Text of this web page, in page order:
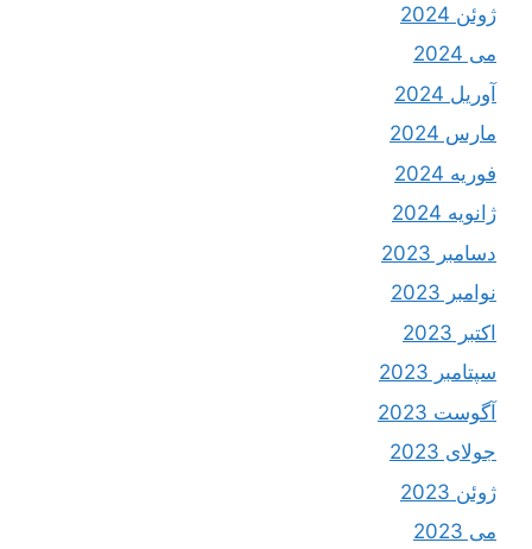
ژوئن 2024
آوریل 2024
مارس 2024
فوریه 2024
ژانویه 2024
دسامبر 2023
نوامبر 2023
اکتبر 2023
سپتامبر 2023
آگوست 2023
جولای 2023
ژوئن 2023